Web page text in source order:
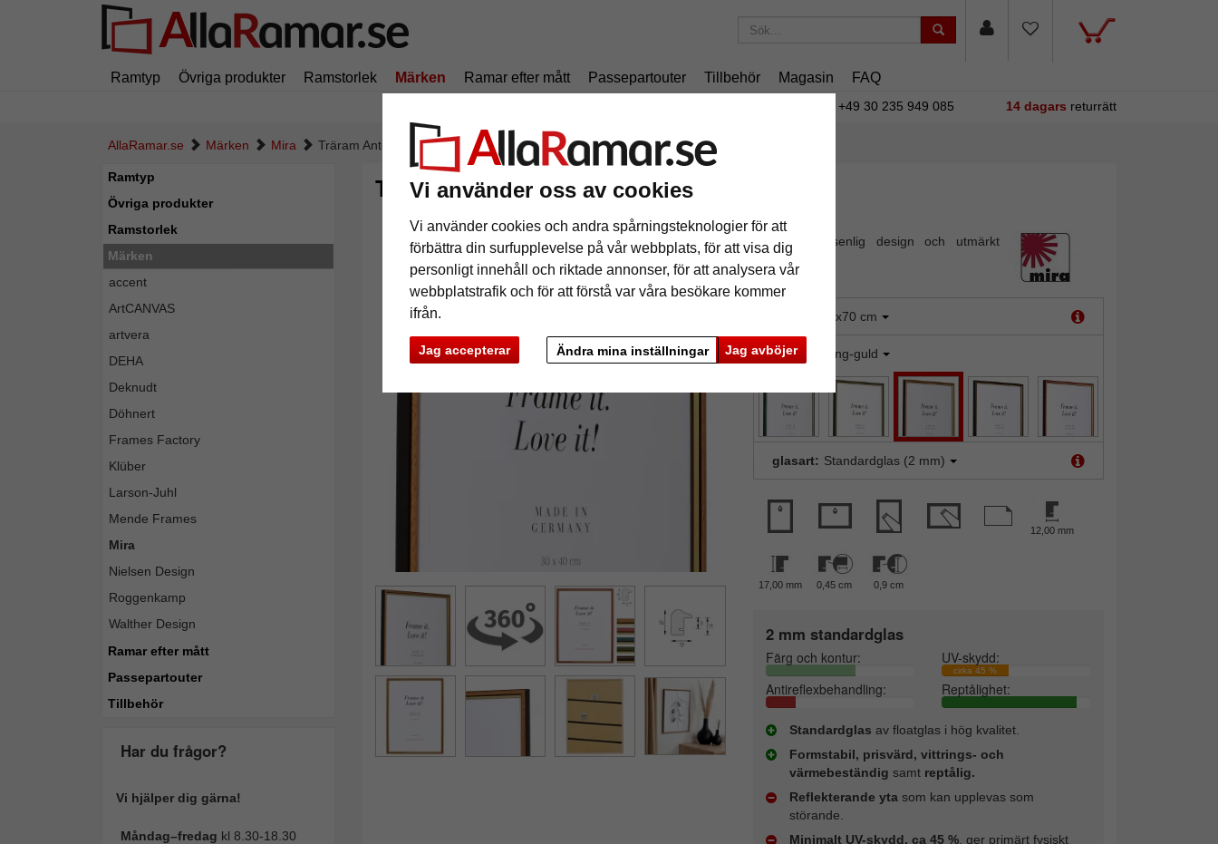
Vi använder oss av cookies
Vi använder cookies och andra spårningsteknologier för att
förbättra din surfupplevelse på vår webbplats, för att visa dig
personligt innehåll och riktade annonser, för att analysera vår
webbplatstrafik och för att förstå var våra besökare kommer
ifrån.
Jag accepterar Jag avböjer
Ändra mina inställningar
Ramtyp Övriga produkter Ramstorlek Märken Ramar efter mått Passepartouter Tillbehör Magasin FAQ
+49 30 235 949 085 14 dagars returrätt
AllaRamar.se Märken Mira Träram Antony
Ramtyp
Övriga produkter
Ramstorlek
Märken
accent
ArtCANVAS
artvera
DEHA
Deknudt
Döhnert
Frames Factory
Klüber
Larson-Juhl
Mende Frames
Mira
Nielsen Design
Roggenkamp
Walther Design
Ramar efter mått
Passepartouter
Tillbehör
Har du frågor?
Vi hjälper dig gärna!
Måndag–fredag kl 8.30-18.30
Träram Antony
Träram i tidsenlig design och utmärkt
kvalitet.
25x70 cm
färg: honung-guld
glasart: Standardglas (2 mm)
12,00 mm
17,00 mm 0,45 cm 0,9 cm
2 mm standardglas
Färg och kontur: UV-skydd:
cirka 45 %
Antireflexbehandling: Reptålighet:
Standardglas av floatglas i hög kvalitet.
Formstabil, prisvärd, vittrings- och
värmebeständig samt reptålig.
Reflekterande yta som kan upplevas som
störande.
Minimalt UV-skydd, ca 45 %, ger primärt fysiskt